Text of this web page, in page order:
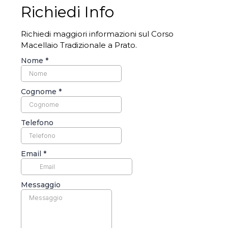
Richiedi Info
Richiedi maggiori informazioni sul Corso
Macellaio Tradizionale a Prato.
Nome *
Cognome *
Telefono
Email *
Messaggio